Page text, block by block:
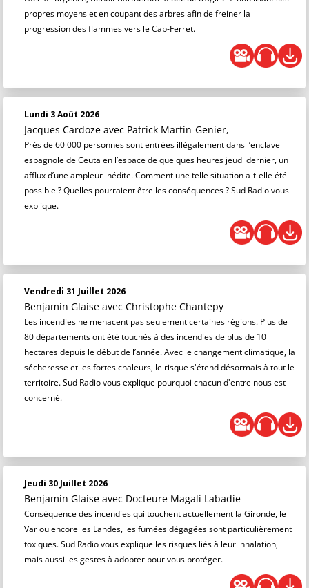
propres moyens et en coupant des arbres afin de freiner la
progression des flammes vers le Cap-Ferret.
Lundi 3 Août 2026
Jacques Cardoze avec Patrick Martin-Genier,
Près de 60 000 personnes sont entrées illégalement dans l’enclave
espagnole de Ceuta en l’espace de quelques heures jeudi dernier, un
afflux d’une ampleur inédite. Comment une telle situation a-t-elle été
possible ? Quelles pourraient être les conséquences ? Sud Radio vous
explique.
Vendredi 31 Juillet 2026
Benjamin Glaise avec Christophe Chantepy
Les incendies ne menacent pas seulement certaines régions. Plus de
80 départements ont été touchés à des incendies de plus de 10
hectares depuis le début de l’année. Avec le changement climatique, la
sécheresse et les fortes chaleurs, le risque s'étend désormais à tout le
territoire. Sud Radio vous explique pourquoi chacun d'entre nous est
concerné.
Jeudi 30 Juillet 2026
Benjamin Glaise avec Docteure Magali Labadie
Conséquence des incendies qui touchent actuellement la Gironde, le
Var ou encore les Landes, les fumées dégagées sont particulièrement
toxiques. Sud Radio vous explique les risques liés à leur inhalation,
mais aussi les gestes à adopter pour vous protéger.